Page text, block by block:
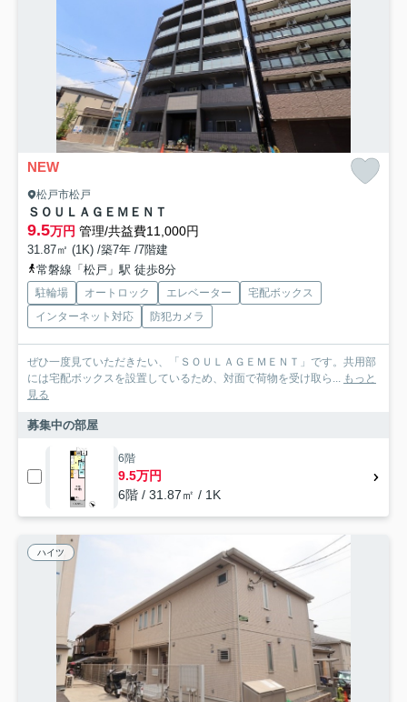
NEW
松戸市松戸
ＳＯＵＬＡＧＥＭＥＮＴ
9.5万円 管理/共益費11,000円
31.87㎡ (1K) /築7年 /7階建
常磐線「松戸」駅 徒歩8分
駐輪場 オートロック エレベーター
宅配ボックス
インターネット対応
防犯カメラ
ぜひ一度見ていただきたい、「ＳＯＵＬＡＧＥＭＥＮＴ」です。共用部
には宅配ボックスを設置しているため、対面で荷物を受け取ら...
もっと
見る
募集中の部屋
6階
9.5万円
6階 / 31.87㎡ / 1K
ハイツ